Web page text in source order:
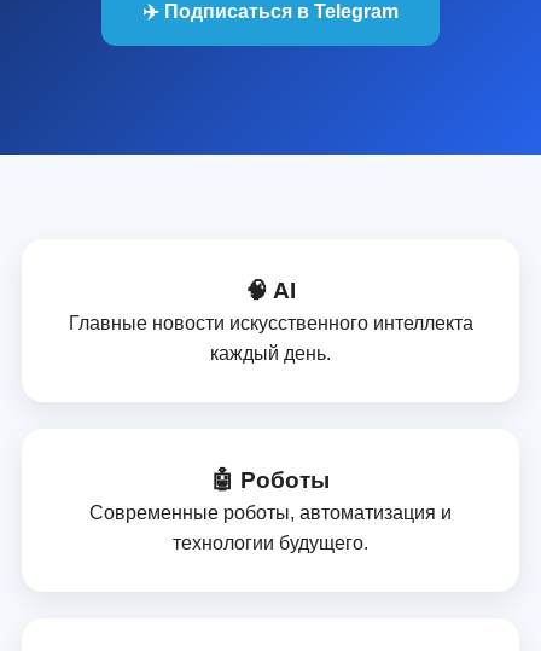
✈️ Подписаться в Telegram
🧠 AI
Главные новости искусственного интеллекта
каждый день.
🤖 Роботы
Современные роботы, автоматизация и
технологии будущего.